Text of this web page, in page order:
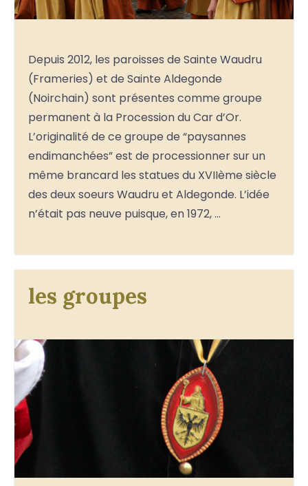
Depuis 2012, les paroisses de Sainte Waudru
(Frameries) et de Sainte Aldegonde
(Noirchain) sont présentes comme groupe
permanent à la Procession du Car d’Or.
L’originalité de ce groupe de “paysannes
endimanchées” est de processionner sur un
même brancard les statues du XVIIème siècle
des deux soeurs Waudru et Aldegonde. L’idée
n’était pas neuve puisque, en 1972, …
les groupes